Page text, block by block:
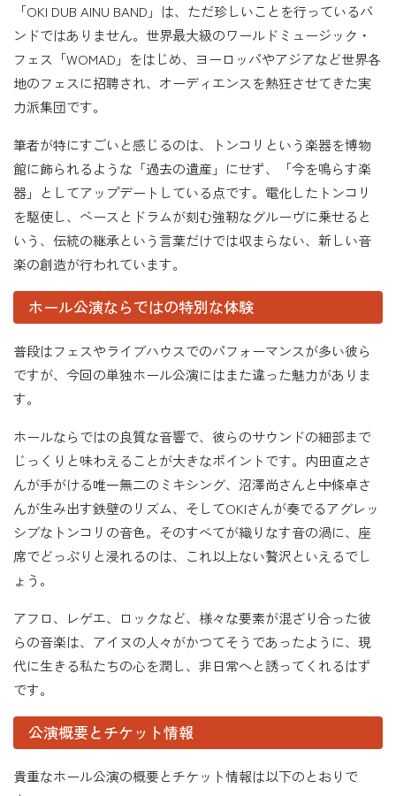
「OKI DUB AINU BAND」は、ただ珍しいことを行っているバ
ンドではありません。世界最大級のワールドミュージック・
フェス「WOMAD」をはじめ、ヨーロッパやアジアなど世界各
地のフェスに招聘され、オーディエンスを熱狂させてきた実
力派集団です。
筆者が特にすごいと感じるのは、トンコリという楽器を博物
館に飾られるような「過去の遺産」にせず、「今を鳴らす楽
器」としてアップデートしている点です。電化したトンコリ
を駆使し、ベースとドラムが刻む強靭なグルーヴに乗せると
いう、伝統の継承という言葉だけでは収まらない、新しい音
楽の創造が行われています。
ホール公演ならではの特別な体験
普段はフェスやライブハウスでのパフォーマンスが多い彼ら
ですが、今回の単独ホール公演にはまた違った魅力がありま
す。
ホールならではの良質な音響で、彼らのサウンドの細部まで
じっくりと味わえることが大きなポイントです。内田直之さ
んが手がける唯一無二のミキシング、沼澤尚さんと中條卓さ
んが生み出す鉄壁のリズム、そしてOKIさんが奏でるアグレッ
シブなトンコリの音色。そのすべてが織りなす音の渦に、座
席でどっぷりと浸れるのは、これ以上ない贅沢といえるでし
ょう。
アフロ、レゲエ、ロックなど、様々な要素が混ざり合った彼
らの音楽は、アイヌの人々がかつてそうであったように、現
代に生きる私たちの心を潤し、非日常へと誘ってくれるはず
です。
公演概要とチケット情報
貴重なホール公演の概要とチケット情報は以下のとおりで